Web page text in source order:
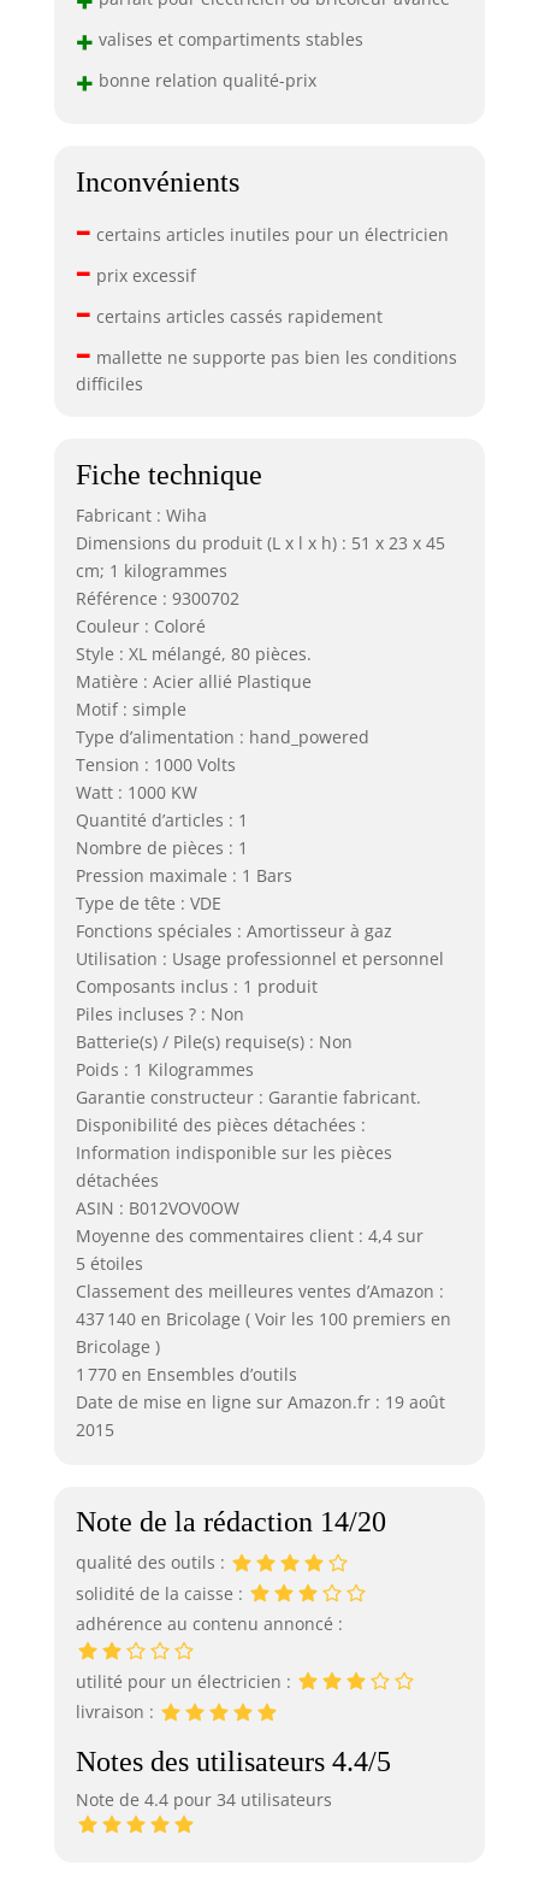
+ valises et compartiments stables
+ bonne relation qualité-prix
Inconvénients
– certains articles inutiles pour un électricien
– prix excessif
– certains articles cassés rapidement
– mallette ne supporte pas bien les conditions
difficiles
Fiche technique
Fabricant : Wiha
Dimensions du produit (L x l x h) : 51 x 23 x 45
cm; 1 kilogrammes
Référence : 9300702
Couleur : Coloré
Style : XL mélangé, 80 pièces.
Matière : Acier allié Plastique
Motif : simple
Type d’alimentation : hand_powered
Tension : 1000 Volts
Watt : 1000 KW
Quantité d’articles : 1
Nombre de pièces : 1
Pression maximale : 1 Bars
Type de tête : VDE
Fonctions spéciales : Amortisseur à gaz
Utilisation : Usage professionnel et personnel
Composants inclus : 1 produit
Piles incluses ? : Non
Batterie(s) / Pile(s) requise(s) : Non
Poids : 1 Kilogrammes
Garantie constructeur : Garantie fabricant.
Disponibilité des pièces détachées :
Information indisponible sur les pièces
détachées
ASIN : B012VOV0OW
Moyenne des commentaires client : 4,4 sur
5 étoiles
Classement des meilleures ventes d’Amazon :
437 140 en Bricolage ( Voir les 100 premiers en
Bricolage )
1 770 en Ensembles d’outils
Date de mise en ligne sur Amazon.fr : 19 août
2015
Note de la rédaction 14/20
qualité des outils :
solidité de la caisse :
adhérence au contenu annoncé :
utilité pour un électricien :
livraison :
Notes des utilisateurs 4.4/5
Note de 4.4 pour 34 utilisateurs